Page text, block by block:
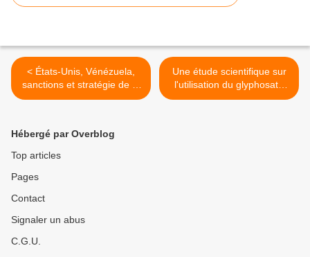
< États-Unis, Vénézuela,
sanctions et stratégie de la
canonnière
Une étude scientifique sur
l'utilisation du glyphosate
comme désherbant dans la
Hébergé par Overblog
Top articles
Pages
Contact
Signaler un abus
C.G.U.